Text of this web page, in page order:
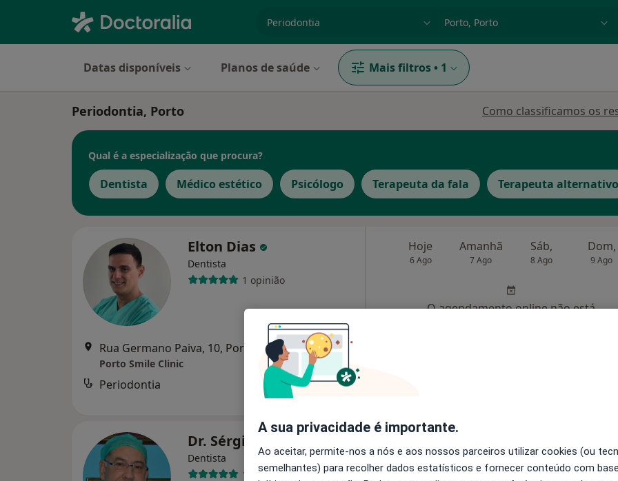
Datas disponíveis Planos de saúde Mais filtros • 1
Periodontia, Porto Como classificamos os
Qual é a especialização que procura?
Dentista Médico estético Psicólogo Terapeuta da fala Terapeuta alternativo
Elton Dias
Dentista
1 opinião
Rua Germano Paiva, 10, Porto - Portugal,, Matosinhos • Mapa
Porto Smile Clinic
Periodontia Serviço gratuito
Hoje
6 Ago
Amanhã
7 Ago
Sáb,
8 Ago
Dom,
9 Ago
O agendamento online não está
Dr. Sérgio Azevedo
Dentista
1 opinião
6 Ago 7 Ago 8 Ago 9 Ago
A sua privacidade é importante.
Ao aceitar, permite-nos a nós e aos nossos parceiros utilizar cookies (ou
semelhantes) para recolher dados estatísticos e fornecer conteúdo com